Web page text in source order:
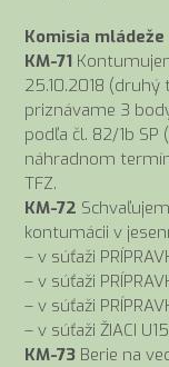
Komisia
KM-71
25.10.2018 (druhý
priznávame 3
podľa čl. 82/1b SP
náhradnom
TFZ.
KM-72
kontumácii v
– v súťaži
– v súťaži
– v súťaži
– v súťaži ŽIACI U15
KM-73 Berie na